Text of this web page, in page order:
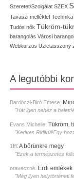
Szeretet/Szolgálat SZEX
Tavaszi melléklet Technika
Tudós nők Tükröm-
barangolás Városi
Webkurzus Üzletasszony
A legutóbbi
Bardóczi-Biró Emese:
"Hát igen nehéz a
Evans Michelle: Tükröm,
"Kedves Ridikül!Egy
1ffi:A bőrünkre megy
"Ezek a természetes
oraveczné: Érdi
"Még ilyen helytörténeti